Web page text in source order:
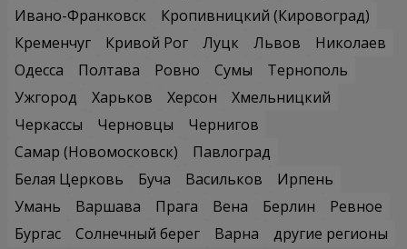
Ивано-Франковск
Кропивницкий (Кировоград)
Кременчуг
Кривой Рог Луцк Львов
Николаев
Одесса
Полтава Ровно Сумы
Тернополь
Ужгород
Харьков Херсон
Хмельницкий
Черкассы
Черновцы
Чернигов
Самар (Новомосковск)
Павлоград
Белая Церковь
Буча Васильков
Ирпень
Умань
Варшава Прага Вена Берлин
Ревное
Бургас
Солнечный берег Варна
другие регионы